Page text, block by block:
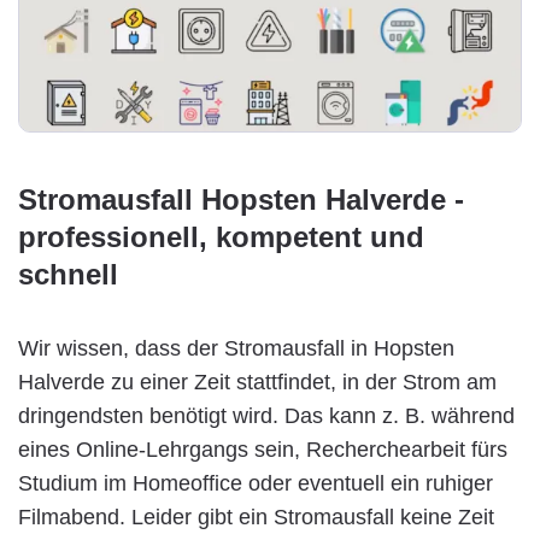
Stromausfall Hopsten Halverde -
professionell, kompetent und
schnell
Wir wissen, dass der Stromausfall in Hopsten
Halverde zu einer Zeit stattfindet, in der Strom am
dringendsten benötigt wird. Das kann z. B. während
eines Online-Lehrgangs sein, Recherchearbeit fürs
Studium im Homeoffice oder eventuell ein ruhiger
Filmabend. Leider gibt ein Stromausfall keine Zeit